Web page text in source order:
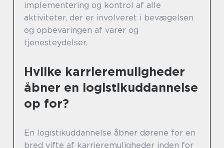
implementering og kontrol af alle
aktiviteter, der er involveret i bevægelsen
og opbevaringen af varer og
tjenesteydelser.
Hvilke karrieremuligheder
åbner en logistikuddannelse
op for?
En logistikuddannelse åbner dørene for en
bred vifte af karrieremuligheder inden for